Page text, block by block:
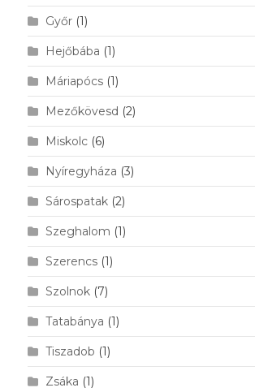
Győr(1)
Hejőbába (1)
Máriapócs(1)
Mezőkövesd (2)
Miskolc(6)
Nyíregyháza (3)
Sárospatak(2)
Szeghalom (1)
Szerencs(1)
Szolnok(7)
Tatabánya (1)
Tiszadob (1)
Zsáka (1)